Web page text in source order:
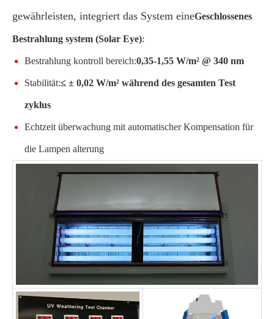
gewährleisten, integriert das System eineGeschlossenes
Bestrahlung system (Solar Eye):
Bestrahlung kontroll bereich:0,35-1,55 W/m² @ 340 nm
Stabilität:≤ ± 0,02 W/m² während des gesamten Test
zyklus
Echtzeit überwachung mit automatischer Kompensation für
die Lampen alterung